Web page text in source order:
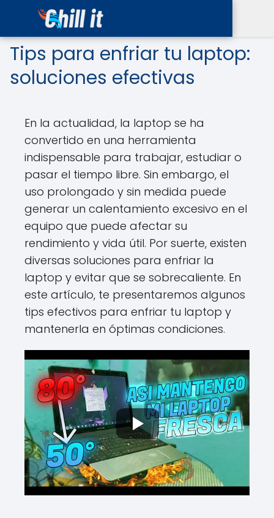
Tips para enfriar tu laptop:
soluciones efectivas
En la actualidad, la laptop se ha
convertido en una herramienta
indispensable para trabajar, estudiar o
pasar el tiempo libre. Sin embargo, el
uso prolongado y sin medida puede
generar un calentamiento excesivo en el
equipo que puede afectar su
rendimiento y vida útil. Por suerte, existen
diversas soluciones para enfriar la
laptop y evitar que se sobrecaliente. En
este artículo, te presentaremos algunos
tips efectivos para enfriar tu laptop y
mantenerla en óptimas condiciones.